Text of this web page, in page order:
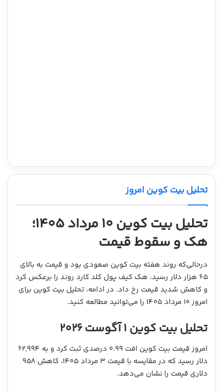
تحلیل بیت کوین امروز
تحلیل بیت کوین ۱۰ مرداد ۱۴۰۵؛
هک و سقوط قیمت
درحالی‌که روند هفته بیت کوین صعودی بود و قیمت به بالای
۶۵ هزار دلار رسید، هک کیف پول کلد کارد روند را برعکس کرد
و کاهش شدید قیمت رخ داد. در ادامه، تحلیل بیت کوین برای
امروز ۱۰ مرداد ۱۴۰۵ را می‌توانید مطالعه کنید.
تحلیل بیت کوین ۱ آگوست ۲۰۲۶
امروز قیمت بیت کوین افت ۰.۹۹ درصدی ثبت کرد و به ۶۲,۹۹۴
دلار رسید که در مقایسه با قیمت ۳ مرداد ۱۴۰۵، کاهش ۹۵۸
دلاری قیمت را نشان می‌دهد.